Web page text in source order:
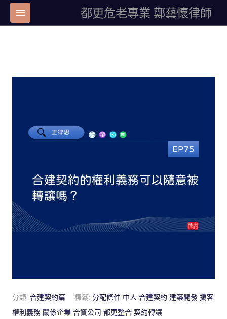
都更危老專業 鄭藝懷律師
分類: 合建契約篇 標籤: 分配條件 中人 合建契約 建築開發 掮客
權利義務 關係企業 合資公司 都更整合 契約轉讓